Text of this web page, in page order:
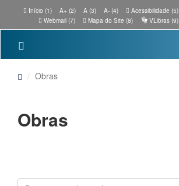
Início (1) A+ (2) A (3) A- (4) Acessibilidade (5)
Webmail (7)
Mapa do Site (8) VLibras (9)
Obras
Obras